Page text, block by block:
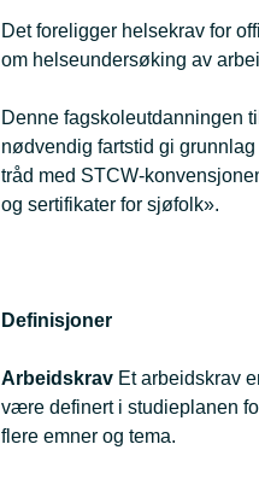
Det foreligger helsekrav for
om helseundersøking av
Denne fagskoleutdanningen
nødvendig fartstid gi
tråd med STCW-
og sertifikater for sjøfolk».
Definisjoner
Arbeidskrav Et arbeidskrav
være definert i studieplanen
flere emner og tema.